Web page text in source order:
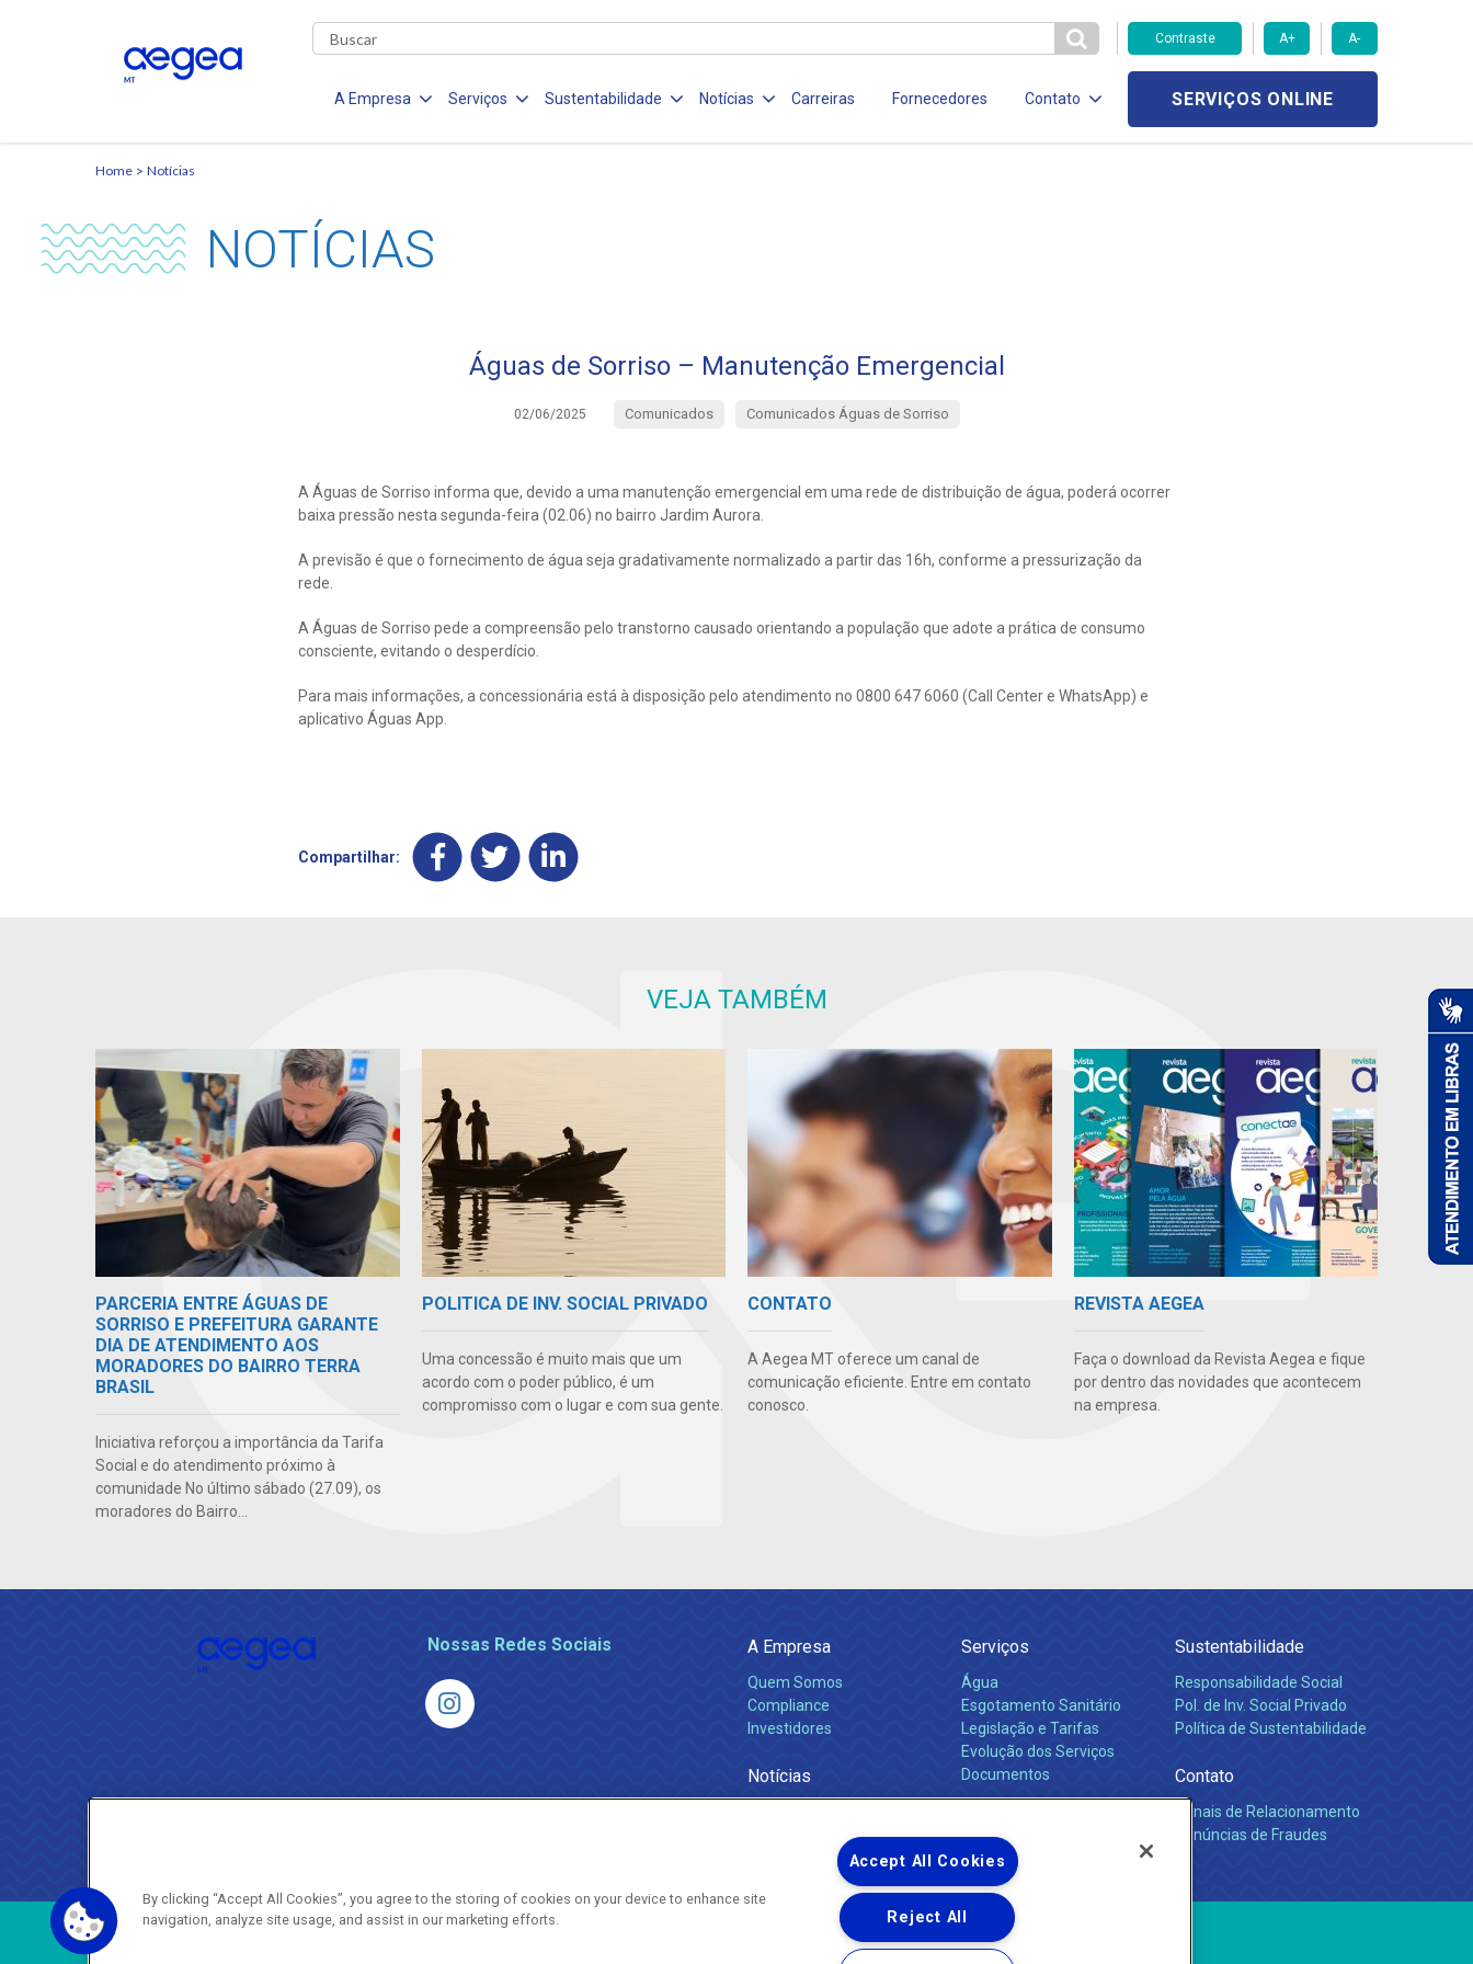
Contraste A+ A-
A Empresa Serviços Sustentabilidade Notícias Carreiras Fornecedores Contato SERVIÇOS ONLINE
Home Notícias
NOTÍCIAS
Águas de Sorriso – Manutenção Emergencial
02/06/2025 Comunicados Comunicados Águas de Sorriso
A Águas de Sorriso informa que, devido a uma manutenção emergencial em uma rede de distribuição de água, poderá ocorrer
baixa pressão nesta segunda-feira (02.06) no bairro Jardim Aurora.
A previsão é que o fornecimento de água seja gradativamente normalizado a partir das 16h, conforme a pressurização da
rede.
A Águas de Sorriso pede a compreensão pelo transtorno causado orientando a população que adote a prática de consumo
consciente, evitando o desperdício.
Para mais informações, a concessionária está à disposição pelo atendimento no 0800 647 6060 (Call Center e WhatsApp) e
aplicativo Águas App.
Compartilhar:
VEJA TAMBÉM
PARCERIA ENTRE ÁGUAS DE
SORRISO E PREFEITURA GARANTE
DIA DE ATENDIMENTO AOS
MORADORES DO BAIRRO TERRA
BRASIL
Iniciativa reforçou a importância da Tarifa
Social e do atendimento próximo à
comunidade No último sábado (27.09), os
moradores do Bairro...
POLITICA DE INV. SOCIAL PRIVADO
Uma concessão é muito mais que um
acordo com o poder público, é um
compromisso com o lugar e com sua gente.
CONTATO
A Aegea MT oferece um canal de
comunicação eficiente. Entre em contato
conosco.
REVISTA AEGEA
Faça o download da Revista Aegea e fique
por dentro das novidades que acontecem
na empresa.
Nossas Redes Sociais A Empresa
Quem Somos
Compliance
Investidores
Notícias
Serviços
Água
Esgotamento Sanitário
Legislação e Tarifas
Evolução dos Serviços
Documentos
Sustentabilidade
Responsabilidade Social
Pol. de Inv. Social Privado
Política de Sustentabilidade
Contato
Canais de Relacionamento
Denúncias de Fraudes
Copyright ® 2026 - Todos os Direitos Reservados.
By clicking “Accept All Cookies”, you agree to the storing of cookies on your device to enhance site
navigation, analyze site usage, and assist in our marketing efforts.
Accept All Cookies
Reject All